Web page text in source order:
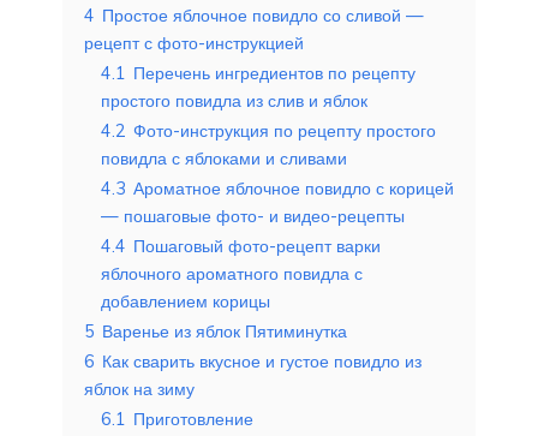
4 Простое яблочное повидло со сливой —
рецепт с фото-инструкцией
4.1 Перечень ингредиентов по рецепту
простого повидла из слив и яблок
4.2 Фото-инструкция по рецепту простого
повидла с яблоками и сливами
4.3 Ароматное яблочное повидло с корицей
— пошаговые фото- и видео-рецепты
4.4 Пошаговый фото-рецепт варки
яблочного ароматного повидла с
добавлением корицы
5 Варенье из яблок Пятиминутка
6 Как сварить вкусное и густое повидло из
яблок на зиму
6.1 Приготовление